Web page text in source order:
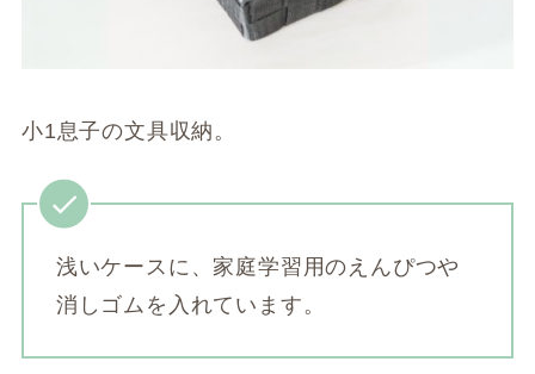
小1息子の文具収納。
浅いケースに、家庭学習用のえんぴつや
消しゴムを入れています。